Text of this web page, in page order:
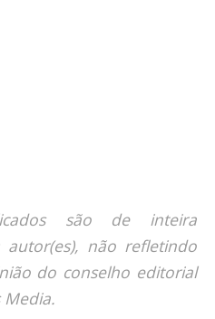
são de inteira
autor(es), não refletindo
do conselho editorial